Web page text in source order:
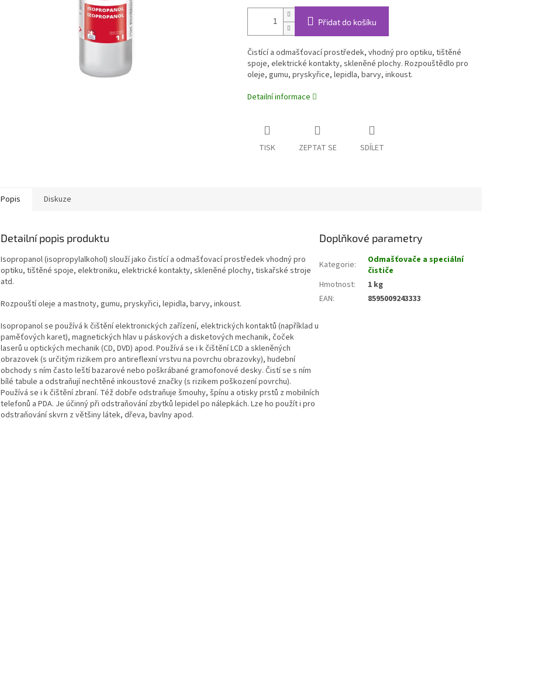
Přidat do košíku
Čistící a odmašťovací prostředek, vhodný pro optiku, tištěné
spoje, elektrické kontakty, skleněné plochy. Rozpouštědlo pro
oleje, gumu, pryskyřice, lepidla, barvy, inkoust.
Detailní informace
TISK ZEPTAT SE SDÍLET
Popis Diskuze
Detailní popis produktu
Isopropanol (isopropylalkohol) slouží jako čistící a odmašťovací prostředek vhodný pro
optiku, tištěné spoje, elektroniku, elektrické kontakty, skleněné plochy, tiskařské stroje
atd.
Rozpouští oleje a mastnoty, gumu, pryskyřici, lepidla, barvy, inkoust.
Isopropanol se používá k čištění elektronických zařízení, elektrických kontaktů (například u
paměťových karet), magnetických hlav u páskových a disketových mechanik, čoček
laserů u optických mechanik (CD, DVD) apod. Používá se i k čištění LCD a skleněných
obrazovek (s určitým rizikem pro antireflexní vrstvu na povrchu obrazovky), hudební
obchody s ním často leští bazarové nebo poškrábané gramofonové desky. Čistí se s ním
bílé tabule a odstraňují nechtěné inkoustové značky (s rizikem poškození povrchu).
Používá se i k čištění zbraní. Též dobře odstraňuje šmouhy, špínu a otisky prstů z mobilních
telefonů a PDA. Je účinný při odstraňování zbytků lepidel po nálepkách. Lze ho použít i pro
odstraňování skvrn z většiny látek, dřeva, bavlny apod.
Doplňkové parametry
Kategorie:
Odmašťovače a speciální
čističe
Hmotnost:
1 kg
EAN: 8595009243333